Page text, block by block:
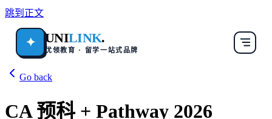
跳到正文
✦ UNILINK.
优领教育 · 留学一站式品牌
Go back
CA 预科 + Pathway 2026